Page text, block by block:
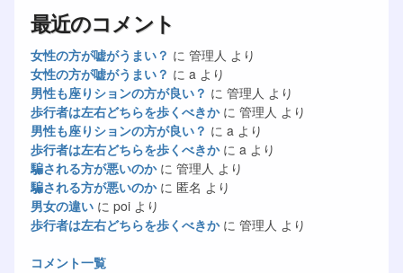
最近のコメント
女性の方が嘘がうまい？ に 管理人 より
女性の方が嘘がうまい？ に aより
男性も座りションの方が良い？ に 管理人 より
歩行者は左右どちらを歩くべきかに 管理人 より
男性も座りションの方が良い？ に aより
歩行者は左右どちらを歩くべきかに aより
騙される方が悪いのかに 管理人 より
騙される方が悪いのかに 匿名 より
男女の違いに poiより
歩行者は左右どちらを歩くべきかに 管理人 より
コメント一覧